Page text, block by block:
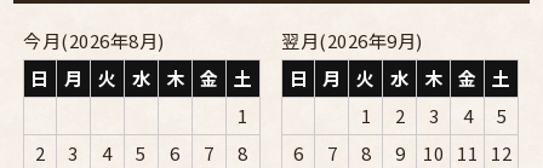
今月(2026年8月)
日
月 火 水 木 金
土
1
2
3 4 5 6 7
8
翌月(2026年9月)
日
月 火 水 木 金
土
1
2 3 4
5
6
7 8 9 10 11
12